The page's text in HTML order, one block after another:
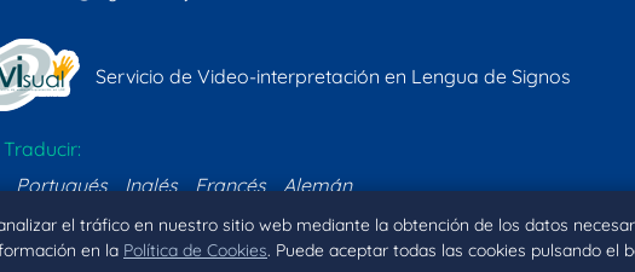
el tráfico en nuestro sitio web mediante la obtención de los datos
en la Política de Cookies. Puede aceptar todas las cookies pulsando el
Servicio de Video-interpretación en Lengua de Signos
Traducir:
Portugués
Inglés Francés Alemán
Inicio Aviso legal Política de